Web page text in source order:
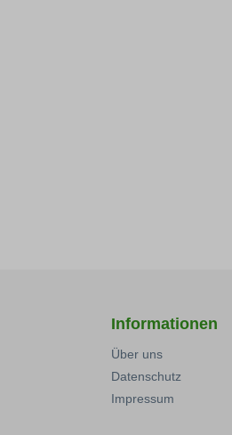
Informationen
Über uns
Datenschutz
Impressum